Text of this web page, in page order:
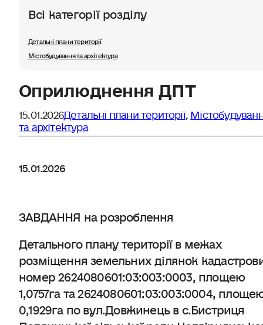
Всі категорії розділу
Детальні плани території
Містобудування та архітектура
Оприлюднення ДПТ
15.01.2026Детальні плани території,
та архітектура
15.01.2026
ЗАВДАННЯ на розроблення
Детального плану території в межах
розміщення земельних ділянок
номер 2624080601:03:003:0003, площею
1,0757га та 2624080601:03:003:0004,
0,1929га по вул.Довжинець в с.Бистриця